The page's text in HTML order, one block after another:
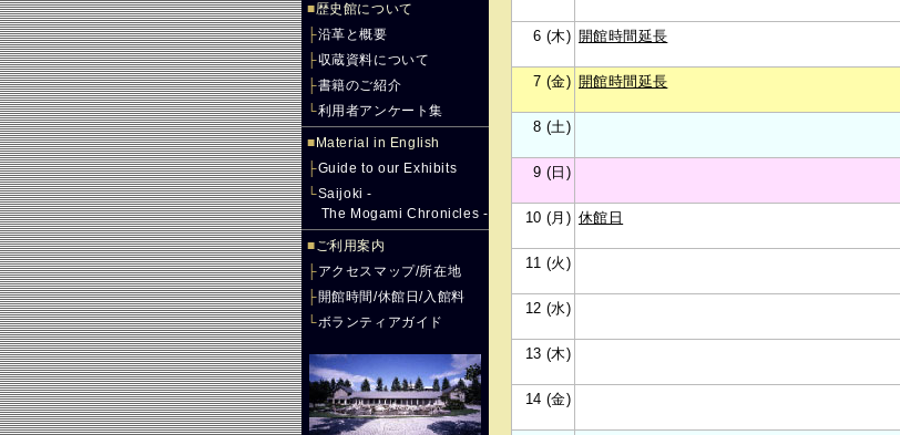
■歴史館について
├沿革と概要
├収蔵資料について
├書籍のご紹介
└利用者アンケート集
■ Material in English
├Guide to our Exhibits
└Saijoki -
The Mogami Chronicles -
■ご利用案内
├アクセスマップ/所在地
├開館時間/休館日/入館料
└ボランティアガイド
6 (木) 開館時間延長
7 (金) 開館時間延長
8 (土)
9 (日)
10 (月) 休館日
11 (火)
12 (水)
13 (木)
14 (金)